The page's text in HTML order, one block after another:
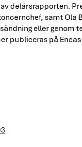
delårsrapporten.
samt Ola
eller genom
publiceras på